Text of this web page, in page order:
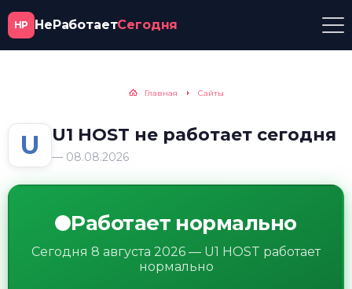
НР НеРаботаетСегодня
Главная Сайты
U U1 HOST не работает сегодня
— 08.08.2026
Работает нормально
Сегодня 8 августа 2026 — U1 HOST работает
нормально